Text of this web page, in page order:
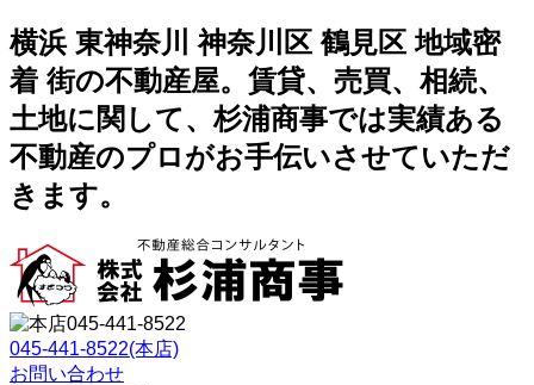
横浜 東神奈川 神奈川区 鶴見区 地域密
着 街の不動産屋。賃貸、売買、相続、
土地に関して、杉浦商事では実績ある
不動産のプロがお手伝いさせていただ
きます。
045-441-8522(本店)
お問い合わせ